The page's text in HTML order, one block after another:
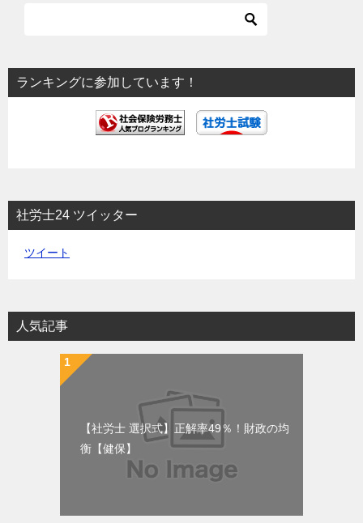
ョ
ン
ランキングに参加しています！
社労士24 ツイッター
ツイート
人気記事
【社労士 選択式】正解率49％！財政の均
衡【健保】